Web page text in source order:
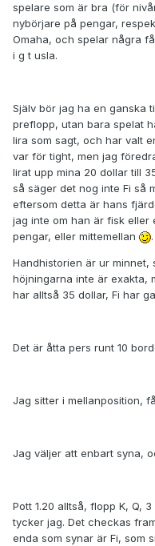
spelare som är bra (för
nybörjare på pengar,
Omaha, och spelar några
i g t usla.
Själv bör jag ha en ganska
preflopp, utan bara spelat
lira som sagt, och har valt
var för tight, men jag
lirat upp mina 20 dollar till
så säger det nog inte Fi så
eftersom detta är hans
jag inte om han är fisk eller
pengar, eller mittemellan
.
Handhistorien är ur minnet,
höjningarna inte är exakta,
har alltså 35 dollar, Fi har
Det är åtta pers runt 10
Jag sitter i mellanposition,
Jag väljer att enbart syna,
Pott 1.20 alltså, flopp K, Q,
tycker jag. Det checkas
enda som synar är Fi, som